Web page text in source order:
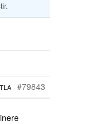
#79843